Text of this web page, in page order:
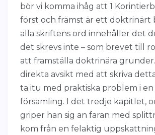
bör vi komma ihåg att 1
först och främst är ett doktrinärt
alla skriftens ord innehåller det
det skrevs inte – som brevet till
att framställa doktrinära
direkta avsikt med att skriva
ta itu med praktiska problem i en
församling. I det tredje kapitlet,
griper han sig an faran med
kom från en felaktig